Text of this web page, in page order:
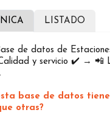
LISTADO
de datos de
y servicio ✔️ → 📲
base de datos tiene
otras?